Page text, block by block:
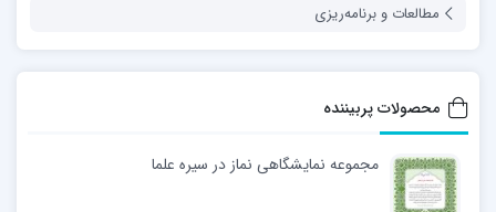
مطالعات و برنامه‌ریزی
محصولات پربیننده
مجموعه نمایشگاهی نماز در سیره علما